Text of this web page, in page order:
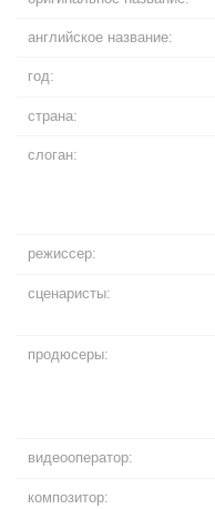
английское название:
год:
страна:
слоган:
режиссер:
сценаристы:
продюсеры:
видеооператор:
композитор: